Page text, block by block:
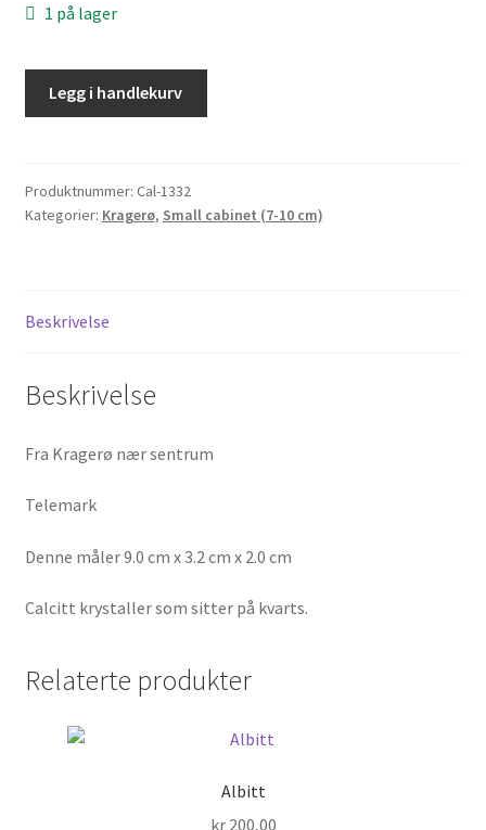
Til kassen
1 på lager
Legg i handlekurv
Produktnummer: Cal-1332
Kategorier: Kragerø, Small cabinet (7-10 cm)
Beskrivelse
Beskrivelse
Fra Kragerø nær sentrum
Telemark
Denne måler 9.0 cm x 3.2 cm x 2.0 cm
Calcitt krystaller som sitter på kvarts.
Relaterte produkter
Albitt
kr200,00